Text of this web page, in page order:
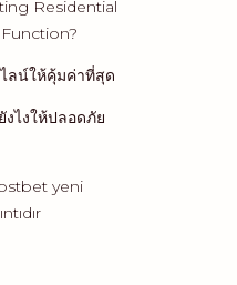
Residential
ลน์ให้คุ้มค่าที่สุด
งไงให้ปลอดภัย
yeni